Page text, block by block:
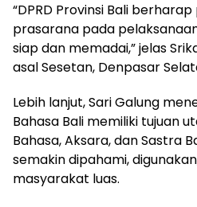
“DPRD Provinsi Bali
prasarana pada
siap dan memadai,” jelas
asal Sesetan, Denpasar
Lebih lanjut, Sari Galung
Bahasa Bali memiliki tujuan
Bahasa, Aksara, dan Sastra
semakin dipahami,
masyarakat luas.